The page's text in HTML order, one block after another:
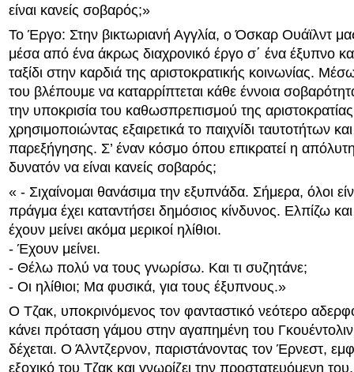
είναι κανείς σοβαρός;»
Το Έργο: Στην βικτωριανή Αγγλία, ο Όσκαρ Ουάϊλντ
μέσα από ένα άκρως διαχρονικό έργο σ΄ ένα έξυπνο
ταξίδι στην καρδιά της αριστοκρατικής κοινωνίας.
του βλέπουμε να καταρρίπτεται κάθε έννοια
την υποκρισία του καθωσπρεπισμού της
χρησιμοποιώντας εξαιρετικά το παιχνίδι ταυτοτήτων
παρεξήγησης. Σ’ έναν κόσμο όπου επικρατεί η απόλυτη
δυνατόν να είναι κανείς σοβαρός;
« - Σιχαίνομαι θανάσιμα την εξυπνάδα. Σήμερα, όλοι
πράγμα έχει καταντήσει δημόσιος κίνδυνος. Ελπίζω
έχουν μείνει ακόμα μερικοί ηλίθιοι.
- Έχουν μείνει.
- Θέλω πολύ να τους γνωρίσω. Και τι συζητάνε;
- Οι ηλίθιοι; Μα φυσικά, για τους έξυπνους.»
Ο Τζακ, υποκρινόμενος τον φανταστικό νεότερο
κάνει πρόταση γάμου στην αγαπημένη του
δέχεται. Ο Άλντζερνον, παριστάνοντας τον Έρνεστ,
εξοχικό του Τζακ και γνωρίζει την προστατευόμενη